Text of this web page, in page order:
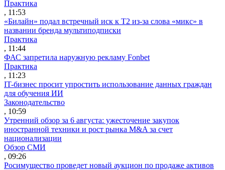
Практика
, 11:53
«Билайн» подал встречный иск к Т2 из-за слова «микс» в
названии бренда мультиподписки
Практика
, 11:44
ФАС запретила наружную рекламу Fonbet
Практика
, 11:23
IT-бизнес просит упростить использование данных граждан
для обучения ИИ
Законодательство
, 10:59
Утренний обзор за 6 августа: ужесточение закупок
иностранной техники и рост рынка M&A за счет
национализации
Обзор СМИ
, 09:26
Росимущество проведет новый аукцион по продаже активов